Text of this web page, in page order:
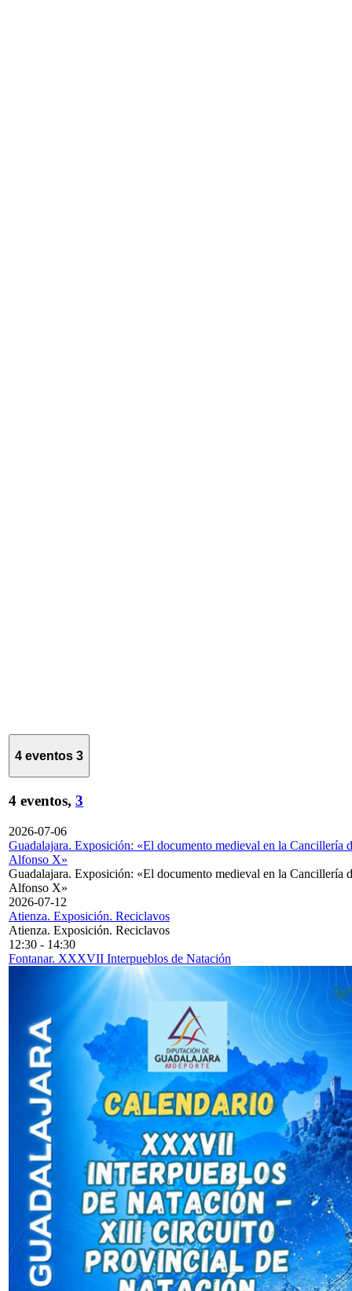
4 eventos 3
4 eventos, 3
2026-07-06
Guadalajara. Exposición: «El documento medieval en la Cancillería
Alfonso X»
Guadalajara. Exposición: «El documento medieval en la Cancillería
Alfonso X»
2026-07-12
Atienza. Exposición. Reciclavos
Atienza. Exposición. Reciclavos
12:30 - 14:30
Fontanar. XXXVII Interpueblos de Natación